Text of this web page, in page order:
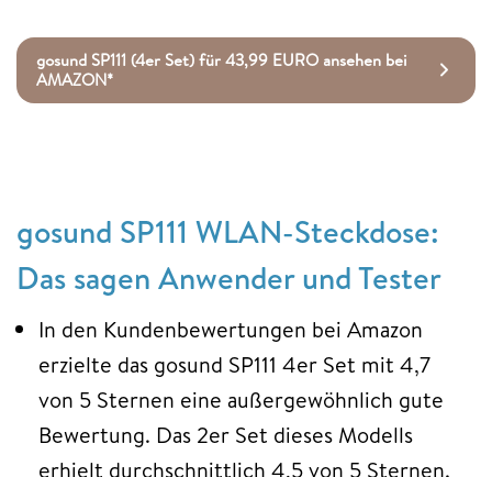
gosund SP111 (4er Set) für 43,99 EURO ansehen bei
AMAZON*
gosund SP111 WLAN-Steckdose:
Das sagen Anwender und Tester
In den Kundenbewertungen bei Amazon
erzielte das gosund SP111 4er Set mit 4,7
von 5 Sternen eine außergewöhnlich gute
Bewertung. Das 2er Set dieses Modells
erhielt durchschnittlich 4,5 von 5 Sternen.